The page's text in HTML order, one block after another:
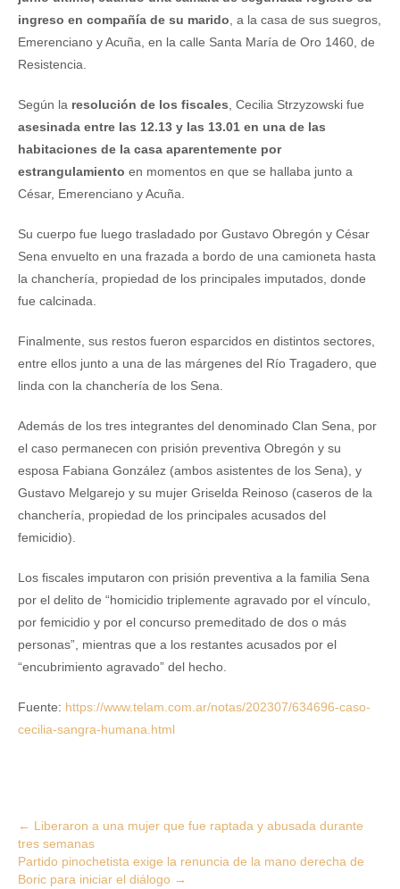
ingreso en compañía de su marido , a la casa de sus suegros,
Emerenciano y Acuña, en la calle Santa María de Oro 1460, de
Resistencia.
Según la resolución de los fiscales , Cecilia Strzyzowski fue
asesinada entre las 12.13 y las 13.01 en una de las
habitaciones de la casa aparentemente por
estrangulamiento en momentos en que se hallaba junto a
César, Emerenciano y Acuña.
Su cuerpo fue luego trasladado por Gustavo Obregón y César
Sena envuelto en una frazada a bordo de una camioneta hasta
la chanchería, propiedad de los principales imputados, donde
fue calcinada.
Finalmente, sus restos fueron esparcidos en distintos sectores,
entre ellos junto a una de las márgenes del Río Tragadero, que
linda con la chanchería de los Sena.
Además de los tres integrantes del denominado Clan Sena, por
el caso permanecen con prisión preventiva Obregón y su
esposa Fabiana González (ambos asistentes de los Sena), y
Gustavo Melgarejo y su mujer Griselda Reinoso (caseros de la
chanchería, propiedad de los principales acusados del
femicidio).
Los fiscales imputaron con prisión preventiva a la familia Sena
por el delito de “homicidio triplemente agravado por el vínculo,
por femicidio y por el concurso premeditado de dos o más
personas”, mientras que a los restantes acusados por el
“encubrimiento agravado” del hecho.
Fuente: https://www.telam.com.ar/notas/202307/634696-caso-
cecilia-sangra-humana.html
Post
navigation
← Liberaron a una mujer que fue raptada y abusada durante
tres semanas
Partido pinochetista exige la renuncia de la mano derecha de
Boric para iniciar el diálogo →